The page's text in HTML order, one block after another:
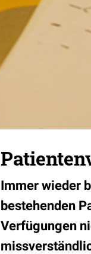
Immer wieder
bestehenden
Verfügungen